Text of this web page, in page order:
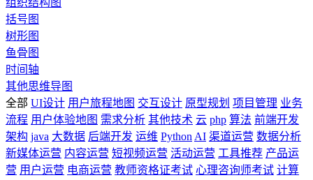
组织结构图
括号图
树形图
鱼骨图
时间轴
其他思维导图
全部 UI设计 用户旅程地图 交互设计 原型规划 项目管理 业务
流程 用户体验地图 需求分析 其他技术 云 php 算法 前端开发
架构 java 大数据 后端开发 运维 Python AI 渠道运营 数据分析
新媒体运营 内容运营 短视频运营 活动运营 工具推荐 产品运
营 用户运营 电商运营 教师资格证考试 心理咨询师考试 计算